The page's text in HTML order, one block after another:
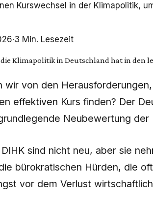
Kurswechsel in der Klimapolitik,
·3 Min. Lesezeit
Klimapolitik in Deutschland hat in den
wir von den
effektiven Kurs finden? Der
Neubewertung der
sind nicht neu, aber sie
bürokratischen Hürden, die
vor dem Verlust